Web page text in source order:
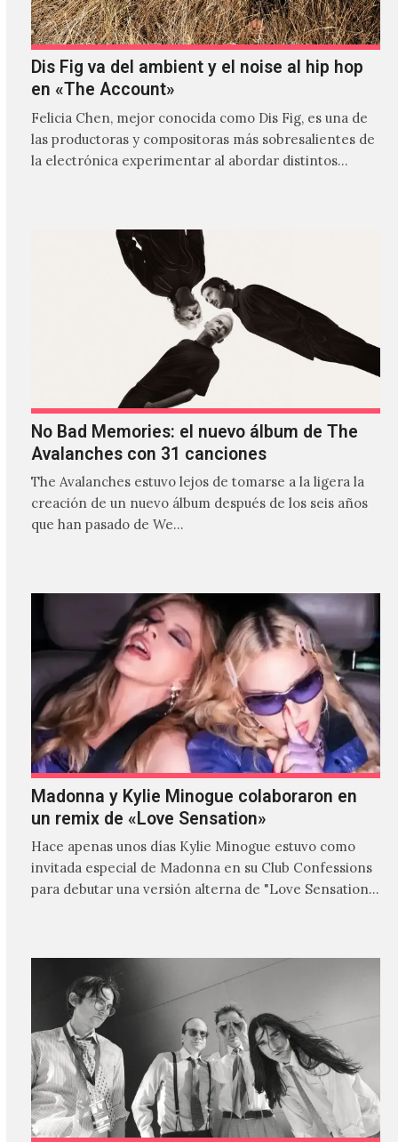
Dis Fig va del ambient y el noise al hip hop
en «The Account»
Felicia Chen, mejor conocida como Dis Fig, es una de
las productoras y compositoras más sobresalientes de
la electrónica experimentar al abordar distintos
No Bad Memories: el nuevo álbum de The
Avalanches con 31 canciones
The Avalanches estuvo lejos de tomarse a la ligera la
creación de un nuevo álbum después de los seis años
que han pasado de We…
Madonna y Kylie Minogue colaboraron en
un remix de «Love Sensation»
Hace apenas unos días Kylie Minogue estuvo como
invitada especial de Madonna en su Club Confessions
para debutar una versión alterna de "Love Sensation",